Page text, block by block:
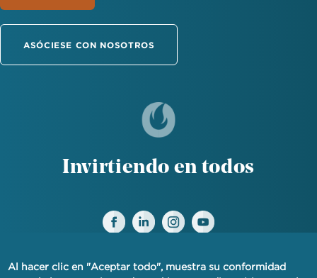
ASÓCIESE CON NOSOTROS
Invirtiendo en todos
Al hacer clic en "Aceptar todo", muestra su conformidad